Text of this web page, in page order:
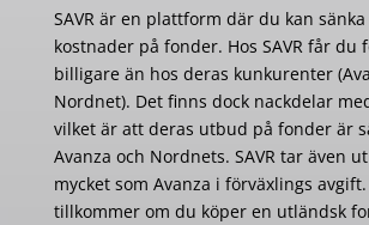
SAVR är en plattform där du kan
kostnader på fonder. Hos SAVR får du
billigare än hos deras kunkurenter
Nordnet). Det finns dock nackdelar
vilket är att deras utbud på fonder är
Avanza och Nordnets. SAVR tar även
mycket som Avanza i förväxlings
tillkommer om du köper en utländsk